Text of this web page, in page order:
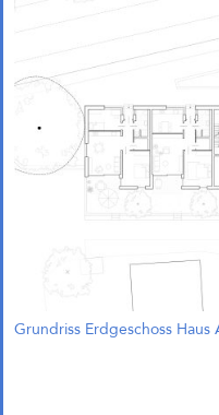
Grundriss Erdgeschoss Haus